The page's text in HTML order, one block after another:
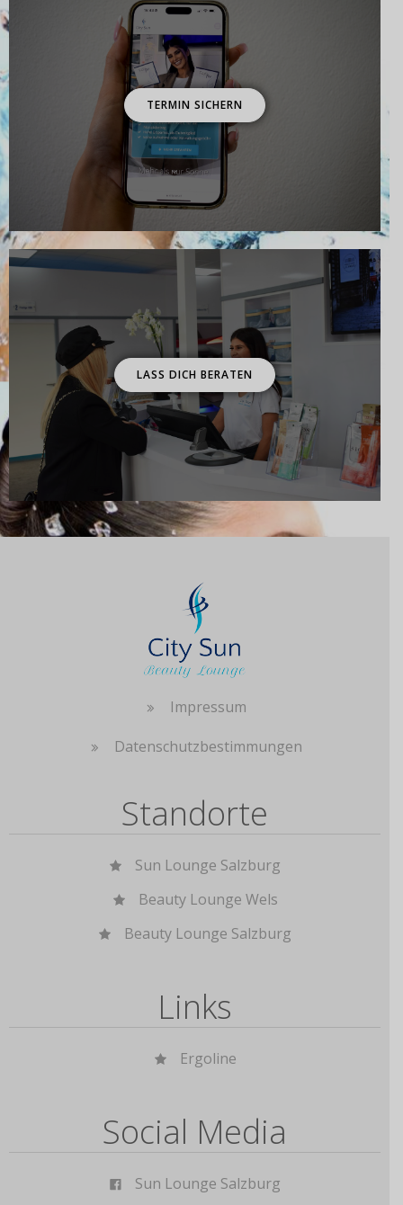
TERMIN SICHERN
LASS DICH BERATEN
Impressum
Datenschutzbestimmungen
Standorte
Sun Lounge Salzburg
Beauty Lounge Wels
Beauty Lounge Salzburg
Links
Ergoline
Social Media
Sun Lounge Salzburg